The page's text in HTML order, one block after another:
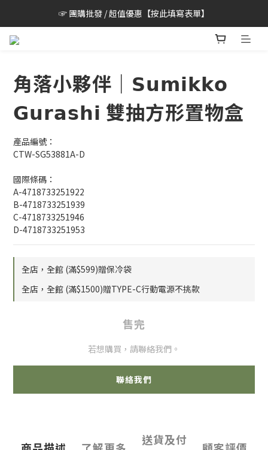
☞ 團購批發 / 超值優惠【按此填寫表單】
角落小夥伴｜𝗦𝘂𝗺𝗶𝗸𝗸𝗼
𝗚𝘂𝗿𝗮𝘀𝗵𝗶 雙抽方形置物盒
產品編號：
CTW-SG53881A-D
國際條碼：
A-4718733251922
B-4718733251939
C-4718733251946
D-4718733251953
全店，全館 (滿$599)贈保冷袋
全店，全館 (滿$1500)贈TYPE-C行動電源不挑款
售完
若想購買，請聯絡我們。
聯絡我們
送貨及付